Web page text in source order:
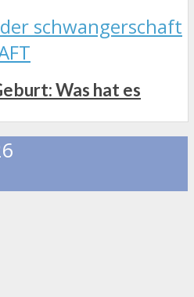
Was hat es